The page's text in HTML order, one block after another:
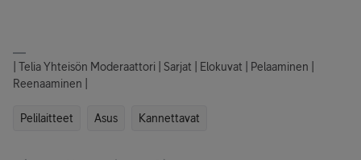
| Telia Yhteisön Moderaattori | Sarjat | Elokuvat | Pelaaminen |
Reenaaminen |
Pelilaitteet Asus Kannettavat